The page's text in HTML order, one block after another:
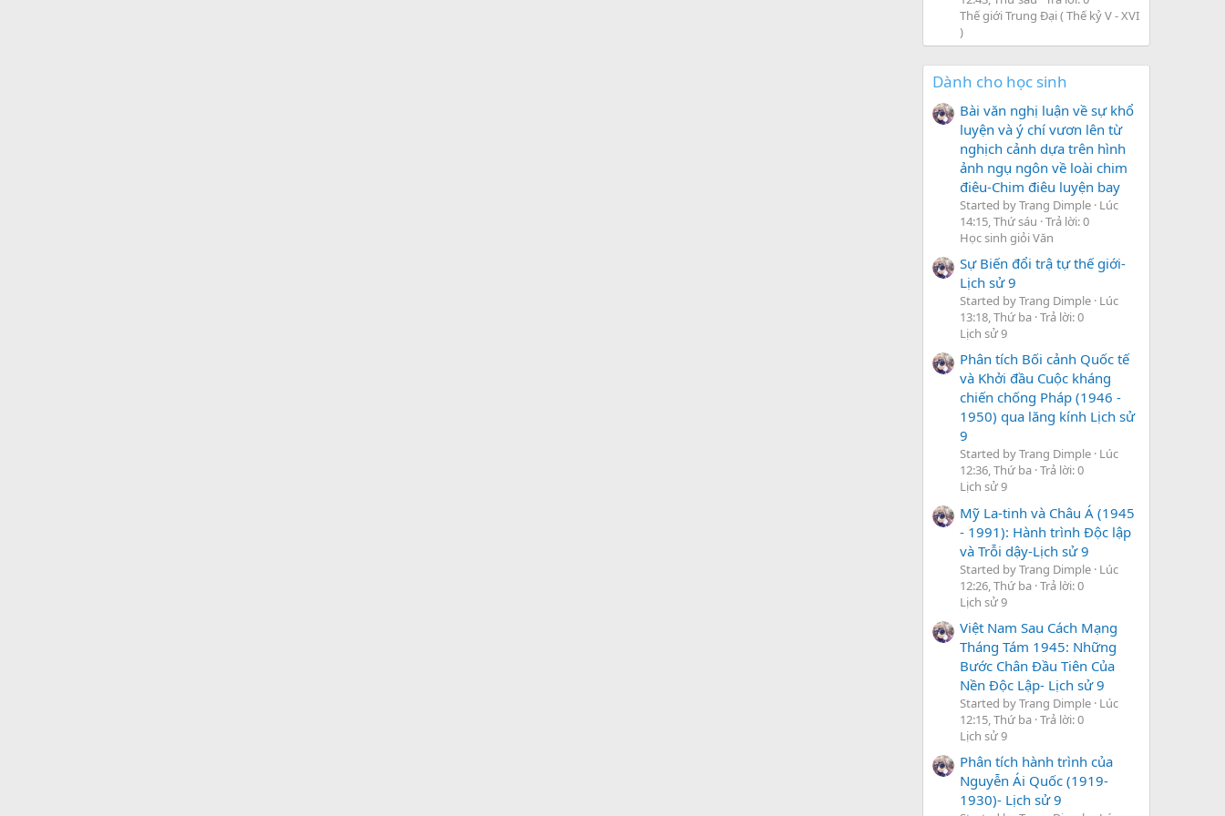
Thế giới Trung Đại ( Thế kỷ V - XVI
)
Dành cho học sinh
Bài văn nghị luận về sự khổ
luyện và ý chí vươn lên từ
nghịch cảnh dựa trên hình
ảnh ngụ ngôn về loài chim
điêu-Chim điêu luyện bay
Started by Trang Dimple Lúc
14:15, Thứ sáu Trả lời: 0
Học sinh giỏi Văn
Sự Biến đổi trậ tự thế giới-
Lịch sử 9
Started by Trang Dimple Lúc
13:18, Thứ ba Trả lời: 0
Lịch sử 9
Phân tích Bối cảnh Quốc tế
và Khởi đầu Cuộc kháng
chiến chống Pháp (1946 -
1950) qua lăng kính Lịch sử
9
Started by Trang Dimple Lúc
12:36, Thứ ba Trả lời: 0
Lịch sử 9
Mỹ La-tinh và Châu Á (1945
- 1991): Hành trình Độc lập
và Trỗi dậy-Lịch sử 9
Started by Trang Dimple Lúc
12:26, Thứ ba Trả lời: 0
Lịch sử 9
Việt Nam Sau Cách Mạng
Tháng Tám 1945: Những
Bước Chân Đầu Tiên Của
Nền Độc Lập- Lịch sử 9
Started by Trang Dimple Lúc
12:15, Thứ ba Trả lời: 0
Lịch sử 9
Phân tích hành trình của
Nguyễn Ái Quốc (1919-
1930)- Lịch sử 9